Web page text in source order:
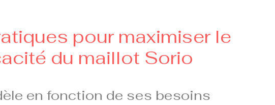
pour maximiser le
du maillot Sorio
en fonction de ses besoins